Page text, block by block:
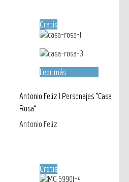
Gratis
Leer más
Antonio Feliz | Personajes “Casa
Rosa”
Antonio Feliz
Gratis